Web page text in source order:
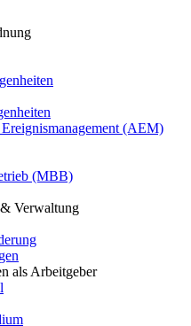
(AEM)
(MBB)
Verwaltung
als Arbeitgeber